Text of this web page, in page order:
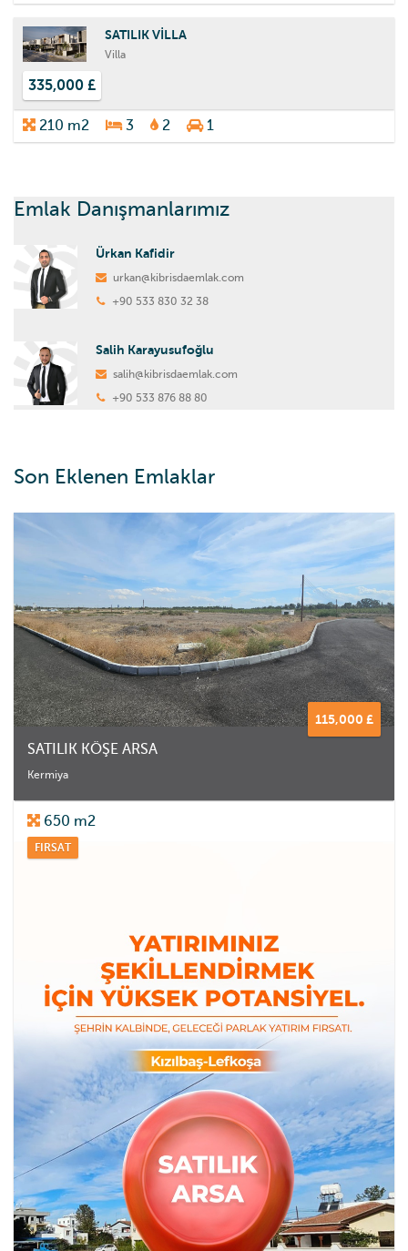
SATILIK VİLLA
Villa
335,000 £
210 m2 3 2 1
Emlak Danışmanlarımız
Ürkan Kafidir
urkan@kibrisdaemlak.com
+90 533 830 32 38
Salih Karayusufoğlu
salih@kibrisdaemlak.com
+90 533 876 88 80
Son Eklenen Emlaklar
115,000 £
SATILIK KÖŞE ARSA
Kermiya
650 m2
FIRSAT